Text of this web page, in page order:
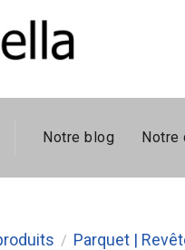
Notre blog Notre
/ Parquet |